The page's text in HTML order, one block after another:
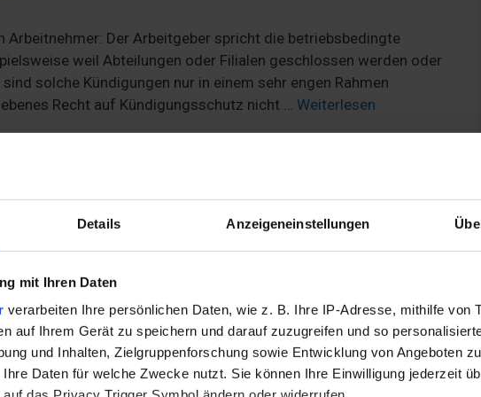
Details Anzeigeneinstellungen
mit Ihren Daten
verarbeiten Ihre persönlichen Daten, wie z. B. Ihre IP-Adresse, mithilfe von
auf Ihrem Gerät zu speichern und darauf zuzugreifen und so
und Inhalten, Zielgruppenforschung sowie Entwicklung von Angeboten
Daten für welche Zwecke nutzt. Sie können Ihre Einwilligung jederzeit
Der Arbeitgeber spricht die betriebsbedingte
weil Abteilungen oder Filialen geschlossen werden oder
solche Kündigungen nur in einem sehr engen Rahmen
Recht auf Kündigungsschutz nicht … Weiterlesen
Mieter und Eigentümer steuerlich